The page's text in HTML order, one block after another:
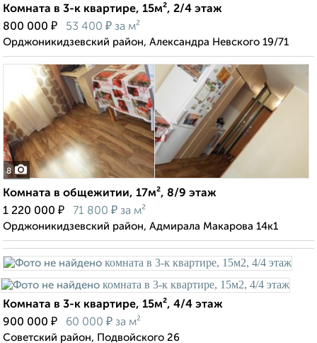
Комната в 3-к квартире, 15м², 2/4 этаж
800 000 ₽ 53 400 ₽ за м²
Орджоникидзевский район, Александра Невского 19/71
8
Комната в общежитии, 17м², 8/9 этаж
1 220 000 ₽ 71 800 ₽ за м²
Орджоникидзевский район, Адмирала Макарова 14к1
Комната в 3-к квартире, 15м², 4/4 этаж
900 000 ₽ 60 000 ₽ за м²
Советский район, Подвойского 26